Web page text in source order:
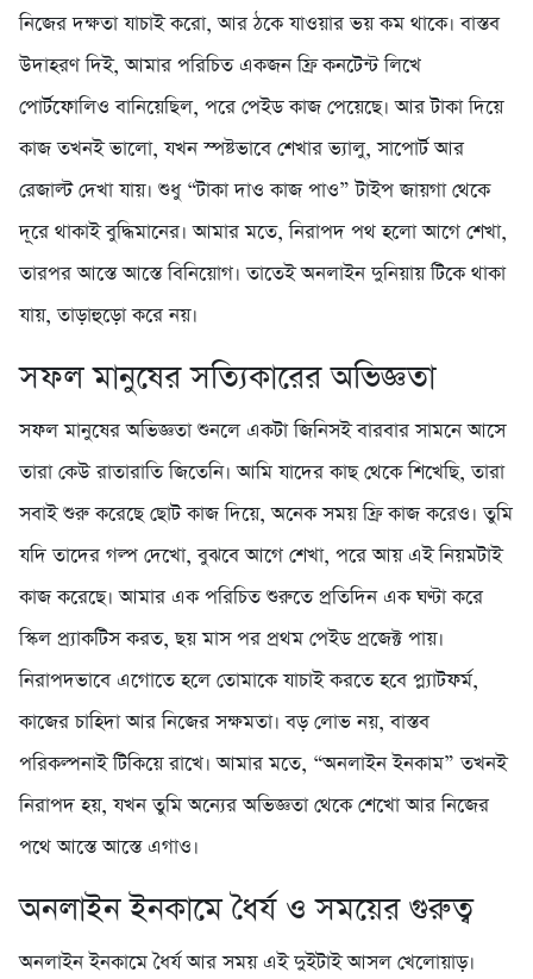
নিজের দক্ষতা যাচাই করো, আর ঠকে যাওয়ার ভয় কম থাকে। বাস্তব
উদাহরণ দিই, আমার পরিচিত একজন ফ্রি কনটেন্ট লিখে
পোর্টফোলিও বানিয়েছিল, পরে পেইড কাজ পেয়েছে। আর টাকা দিয়ে
কাজ তখনই ভালো, যখন স্পষ্টভাবে শেখার ভ্যালু, সাপোর্ট আর
রেজাল্ট দেখা যায়। শুধু “টাকা দাও কাজ পাও” টাইপ জায়গা থেকে
দূরে থাকাই বুদ্ধিমানের। আমার মতে, নিরাপদ পথ হলো আগে শেখা,
তারপর আস্তে আস্তে বিনিয়োগ। তাতেই অনলাইন দুনিয়ায় টিকে থাকা
যায়, তাড়াহুড়ো করে নয়।
সফল মানুষের সত্যিকারের অভিজ্ঞতা
সফল মানুষের অভিজ্ঞতা শুনলে একটা জিনিসই বারবার সামনে আসে
তারা কেউ রাতারাতি জিতেনি। আমি যাদের কাছ থেকে শিখেছি, তারা
সবাই শুরু করেছে ছোট কাজ দিয়ে, অনেক সময় ফ্রি কাজ করেও। তুমি
যদি তাদের গল্প দেখো, বুঝবে আগে শেখা, পরে আয় এই নিয়মটাই
কাজ করেছে। আমার এক পরিচিত শুরুতে প্রতিদিন এক ঘণ্টা করে
স্কিল প্র্যাকটিস করত, ছয় মাস পর প্রথম পেইড প্রজেক্ট পায়।
নিরাপদভাবে এগোতে হলে তোমাকে যাচাই করতে হবে প্ল্যাটফর্ম,
কাজের চাহিদা আর নিজের সক্ষমতা। বড় লোভ নয়, বাস্তব
পরিকল্পনাই টিকিয়ে রাখে। আমার মতে, “অনলাইন ইনকাম” তখনই
নিরাপদ হয়, যখন তুমি অন্যের অভিজ্ঞতা থেকে শেখো আর নিজের
পথে আস্তে আস্তে এগাও।
অনলাইন ইনকামে ধৈর্য ও সময়ের গুরুত্ব
অনলাইন ইনকামে ধৈর্য আর সময় এই দুইটাই আসল খেলোয়াড়।